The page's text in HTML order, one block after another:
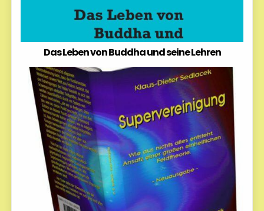
Das Leben von Buddha und seine Lehren